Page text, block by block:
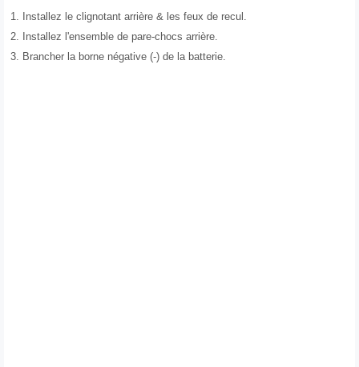
1.
Installez le clignotant arrière & les feux de recul.
2.
Installez l'ensemble de pare-chocs arrière.
3. Brancher la borne négative (-) de la batterie.